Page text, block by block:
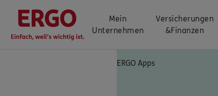
Mein
Unternehmen
Versicherungen
&Finanzen
ERGO Apps